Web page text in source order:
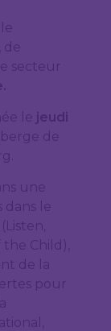
de
secteur
le jeudi
de
une
dans le
Child),
de la
pour